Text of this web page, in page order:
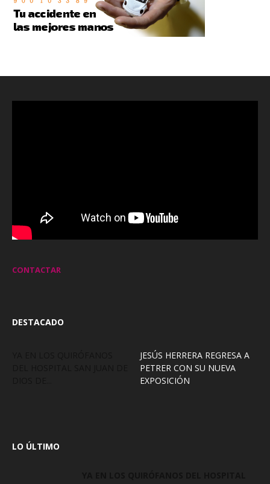
CONTACTAR
DESTACADO
JESÚS HERRERA REGRESA A
PETRER CON SU NUEVA
EXPOSICIÓN
LO ÚLTIMO